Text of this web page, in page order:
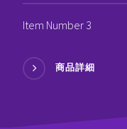
Item Number 3
商品詳細